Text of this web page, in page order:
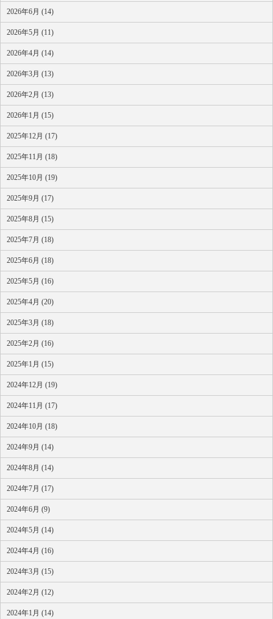
2026年6月 (14)
2026年5月 (11)
2026年4月 (14)
2026年3月 (13)
2026年2月 (13)
2026年1月 (15)
2025年12月 (17)
2025年11月 (18)
2025年10月 (19)
2025年9月 (17)
2025年8月 (15)
2025年7月 (18)
2025年6月 (18)
2025年5月 (16)
2025年4月 (20)
2025年3月 (18)
2025年2月 (16)
2025年1月 (15)
2024年12月 (19)
2024年11月 (17)
2024年10月 (18)
2024年9月 (14)
2024年8月 (14)
2024年7月 (17)
2024年6月 (9)
2024年5月 (14)
2024年4月 (16)
2024年3月 (15)
2024年2月 (12)
2024年1月 (14)